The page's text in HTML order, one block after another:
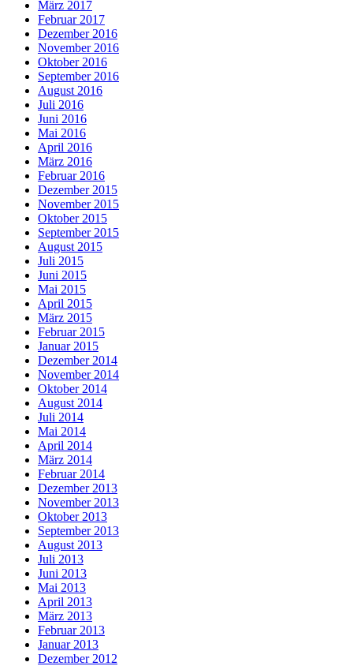
März 2017
Februar 2017
Dezember 2016
November 2016
Oktober 2016
September 2016
August 2016
Juli 2016
Juni 2016
Mai 2016
April 2016
März 2016
Februar 2016
Dezember 2015
November 2015
Oktober 2015
September 2015
August 2015
Juli 2015
Juni 2015
Mai 2015
April 2015
März 2015
Februar 2015
Januar 2015
Dezember 2014
November 2014
Oktober 2014
August 2014
Juli 2014
Mai 2014
April 2014
März 2014
Februar 2014
Dezember 2013
November 2013
Oktober 2013
September 2013
August 2013
Juli 2013
Juni 2013
Mai 2013
April 2013
März 2013
Februar 2013
Januar 2013
Dezember 2012